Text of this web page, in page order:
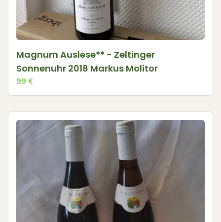
Magnum Auslese** - Zeltinger
Sonnenuhr 2018 Markus Molitor
99 €